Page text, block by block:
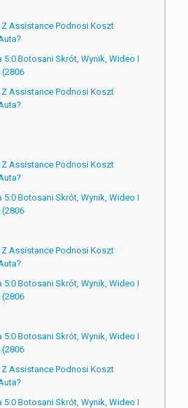
Z Assistance Podnosi Koszt
5:0 Botosani Skrót, Wynik, Wideo I
Z Assistance Podnosi Koszt
Z Assistance Podnosi Koszt
5:0 Botosani Skrót, Wynik, Wideo I
Z Assistance Podnosi Koszt
5:0 Botosani Skrót, Wynik, Wideo I
5:0 Botosani Skrót, Wynik, Wideo I
Z Assistance Podnosi Koszt
5:0 Botosani Skrót, Wynik, Wideo I